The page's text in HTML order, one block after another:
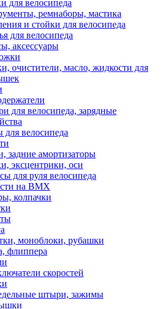
для велосипеда
ремнаборы, мастика
и стойки для велосипеда
для велосипеда
аксессуары
очистители, масло, жидкости для
для велосипеда, зарядные
для велосипеда
задние амортизаторы
эксцентрики, оси
для руля велосипеда
на BMX
колпачки
моноблоки, рубашки
флиппера
скоростей
штыри, зажимы